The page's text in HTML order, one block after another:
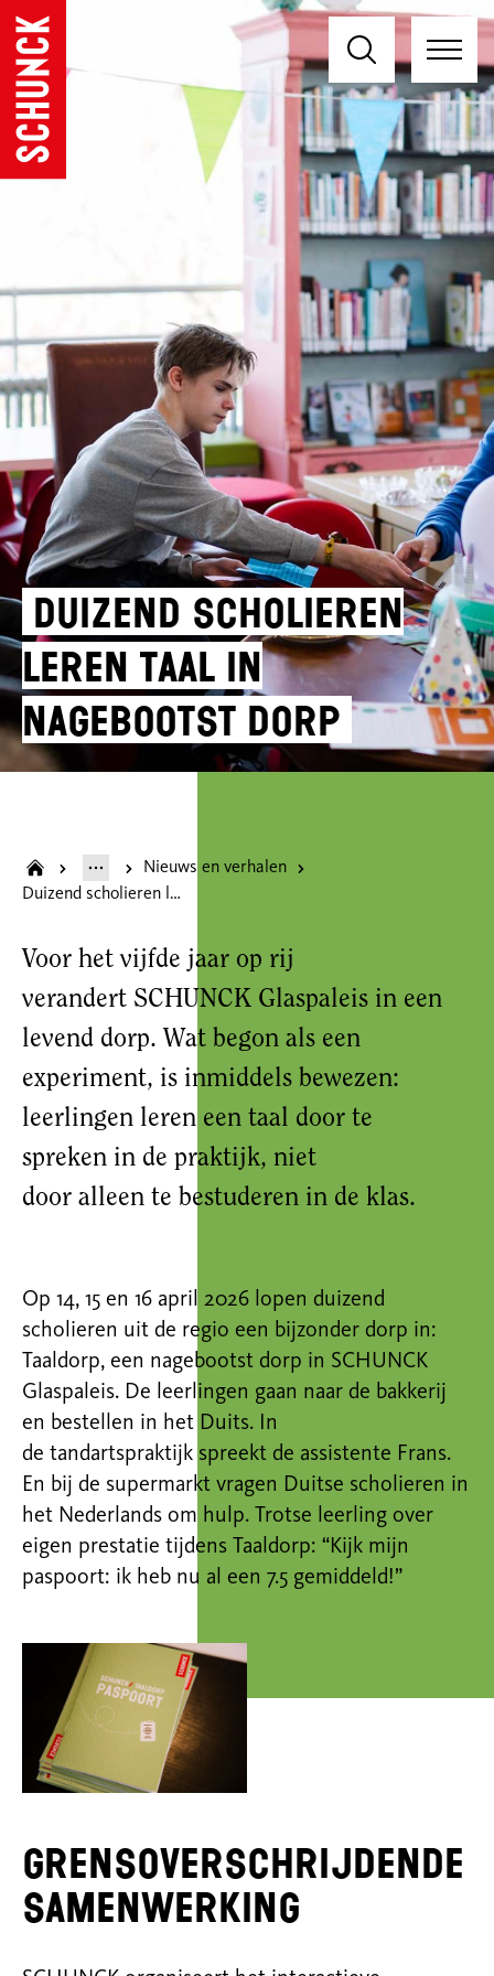
Duizend scholieren
leren taal in
nagebootst dorp
Nieuws en verhalen
Duizend scholieren leren taal in nagebootst dorp
Voor het vijfde jaar op rij
verandert SCHUNCK Glaspaleis in een
levend dorp. Wat begon als een
experiment, is inmiddels bewezen:
leerlingen leren een taal door te
spreken in de praktijk, niet
door alleen te bestuderen in de klas.
Op 14, 15 en 16 april 2026 lopen duizend
scholieren uit de regio een bijzonder dorp in:
Taaldorp, een nagebootst dorp in SCHUNCK
Glaspaleis. De leerlingen gaan naar de bakkerij
en bestellen in het Duits. In
de tandartspraktijk spreekt de assistente Frans.
En bij de supermarkt vragen Duitse scholieren in
het Nederlands om hulp. Trotse leerling over
eigen prestatie tijdens Taaldorp: “Kijk mijn
paspoort: ik heb nu al een 7.5 gemiddeld!”
Grensoverschrijdende
samenwerking